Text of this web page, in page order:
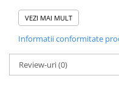
✅ Conexiune
Adaptorul folosește
pentru a asigura o
telefonul tău,
VEZI MAI MULT
Informatii conformitate
Review-uri(0)